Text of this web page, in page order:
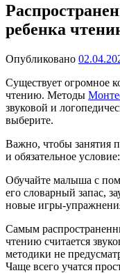
ребенка
Опубликовано
Существует огромное
чтению. Методы
звуковой и
выберите.
Важно, чтобы занятия
и обязательное
Обучайте малыша с
его словарный запас,
новые игры-
Самым
чтению считается
методики не
Чаще всего учатся